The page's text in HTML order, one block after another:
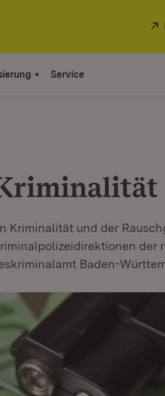
Service
Kriminalität und der
der
Baden-